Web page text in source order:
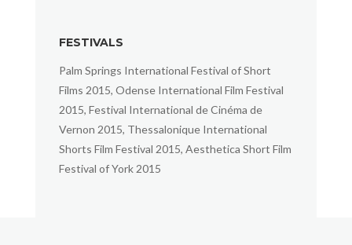
FESTIVALS
Palm Springs International Festival of Short
Films 2015, Odense International Film Festival
2015, Festival International de Cinéma de
Vernon 2015, Thessalonique International
Shorts Film Festival 2015, Aesthetica Short Film
Festival of York 2015